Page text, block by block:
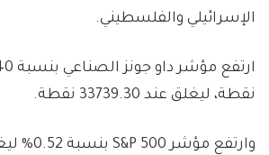
الإسرائيلي والفلسطيني.
نقطة، ليغلق عند 33739.30 نقطة.